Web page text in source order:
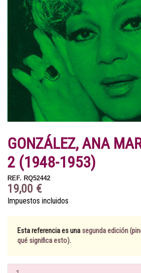
GONZÁLEZ, ANA
2 (1948-1953)
REF. RQ52442
19,00 €
Impuestos incluidos
Esta referencia es una segunda edición
qué significa esto).